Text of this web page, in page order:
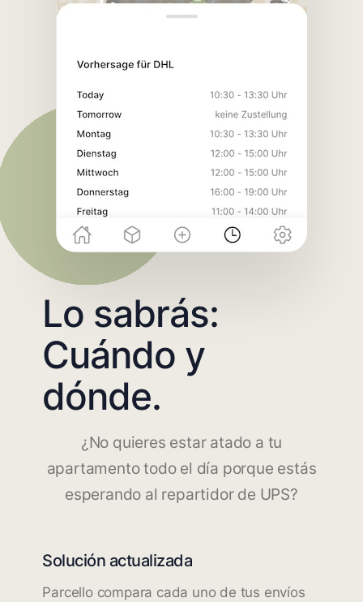
Lo sabrás:
Cuándo y
dónde.
¿No quieres estar atado a tu
apartamento todo el día porque estás
esperando al repartidor de UPS?
Solución actualizada
Parcello compara cada uno de tus envíos